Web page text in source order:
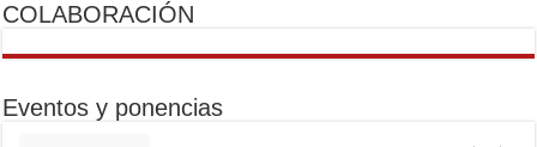
COLABORACIÓN
Eventos y ponencias